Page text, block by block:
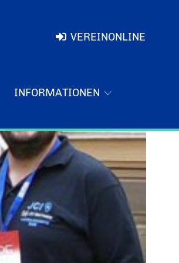
VEREINONLINE
INFORMATIONEN